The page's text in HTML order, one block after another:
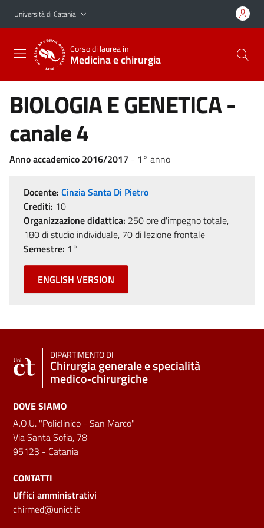
Vai al contenuto principale
Vai al menu di navigazione
Università di Catania
Corso di laurea in
Medicina e chirurgia
BIOLOGIA E GENETICA -
canale 4
Anno accademico 2016/2017 - 1° anno
Docente: Cinzia Santa Di Pietro
Crediti: 10
Organizzazione didattica: 250 ore d'impegno totale,
180 di studio individuale, 70 di lezione frontale
Semestre: 1°
ENGLISH VERSION
DIPARTIMENTO DI
Chirurgia generale e specialità
medico‑chirurgiche
DOVE SIAMO
A.O.U. "Policlinico - San Marco"
Via Santa Sofia, 78
95123 - Catania
CONTATTI
Uffici amministrativi
chirmed@unict.it